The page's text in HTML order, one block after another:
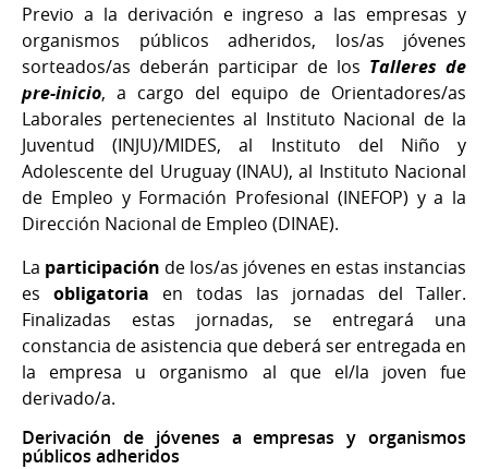
Previo a la derivación e ingreso a las empresas y
organismos públicos adheridos, los/as jóvenes
sorteados/as deberán participar de los Talleres de
pre-inicio, a cargo del equipo de Orientadores/as
Laborales pertenecientes al Instituto Nacional de la
Juventud (INJU)/MIDES, al Instituto del Niño y
Adolescente del Uruguay (INAU), al Instituto Nacional
de Empleo y Formación Profesional (INEFOP) y a la
Dirección Nacional de Empleo (DINAE).
La participación de los/as jóvenes en estas instancias
es obligatoria en todas las jornadas del Taller.
Finalizadas estas jornadas, se entregará una
constancia de asistencia que deberá ser entregada en
la empresa u organismo al que el/la joven fue
derivado/a.
Derivación de jóvenes a empresas y organismos
públicos adheridos